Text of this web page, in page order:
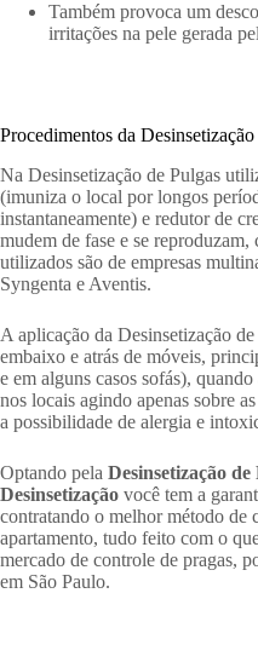
Também provoca um
irritações na pele gerada
Procedimentos da
Na Desinsetização de Pulgas
(imuniza o local por longos
instantaneamente) e redutor de
mudem de fase e se
utilizados são de empresas
Syngenta e Aventis.
A aplicação da Desinsetização
embaixo e atrás de móveis,
e em alguns casos sofás),
nos locais agindo apenas sobre
a possibilidade de alergia e
Optando pela Desinsetização de
Desinsetização você tem a
contratando o melhor método de
apartamento, tudo feito com o
mercado de controle de pragas,
em São Paulo.